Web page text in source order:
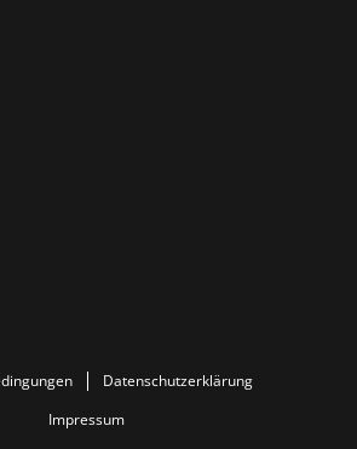
Datenschutzerklärung
Impressum